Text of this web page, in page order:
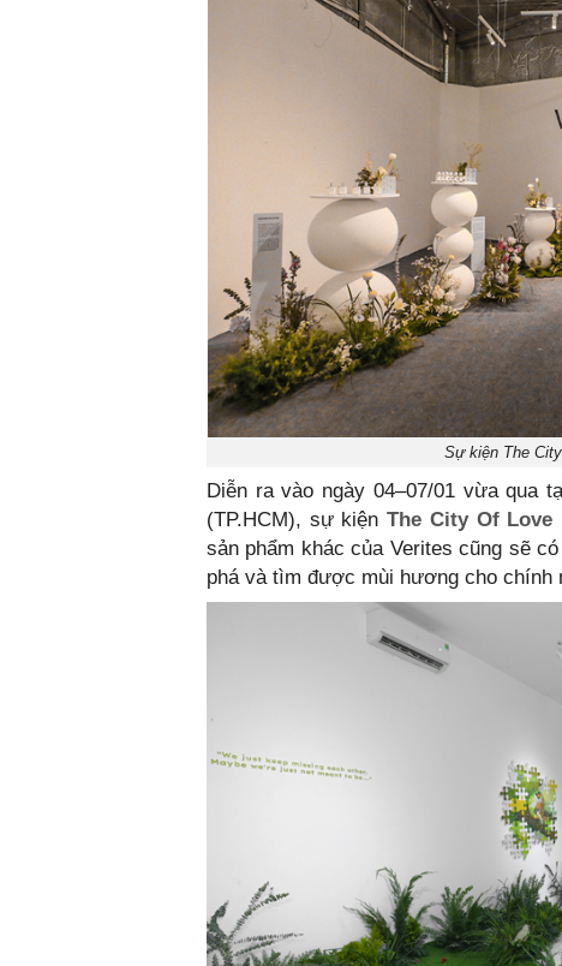
Sự kiện The
Diễn ra vào ngày 04–07/01 vừa qua
(TP.HCM), sự kiệnThe City Of Love
sản phẩm khác của Verites cũng sẽ
phá và tìm được mùi hương cho chính